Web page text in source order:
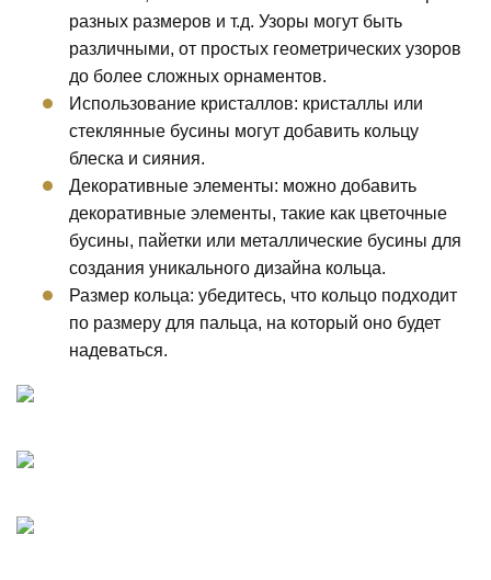
разных размеров и т.д. Узоры могут быть
различными, от простых геометрических узоров
до более сложных орнаментов.
Использование кристаллов: кристаллы или
стеклянные бусины могут добавить кольцу
блеска и сияния.
Декоративные элементы: можно добавить
декоративные элементы, такие как цветочные
бусины, пайетки или металлические бусины для
создания уникального дизайна кольца.
Размер кольца: убедитесь, что кольцо подходит
по размеру для пальца, на который оно будет
надеваться.